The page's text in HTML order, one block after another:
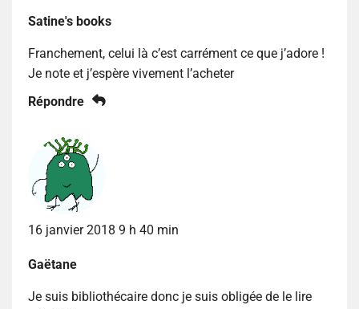
Satine's books
Franchement, celui là c’est carrément ce que j’adore !
Je note et j’espère vivement l’acheter
Répondre
16 janvier 2018 9 h 40 min
Gaëtane
Je suis bibliothécaire donc je suis obligée de le lire